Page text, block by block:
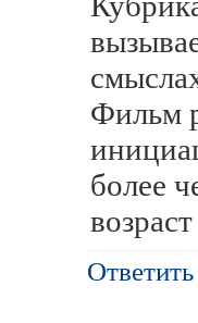
Фильм
более